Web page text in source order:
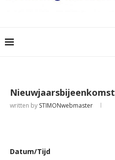
Nieuwjaarsbijeenkomst
written by STIMONwebmaster
Datum/Tijd